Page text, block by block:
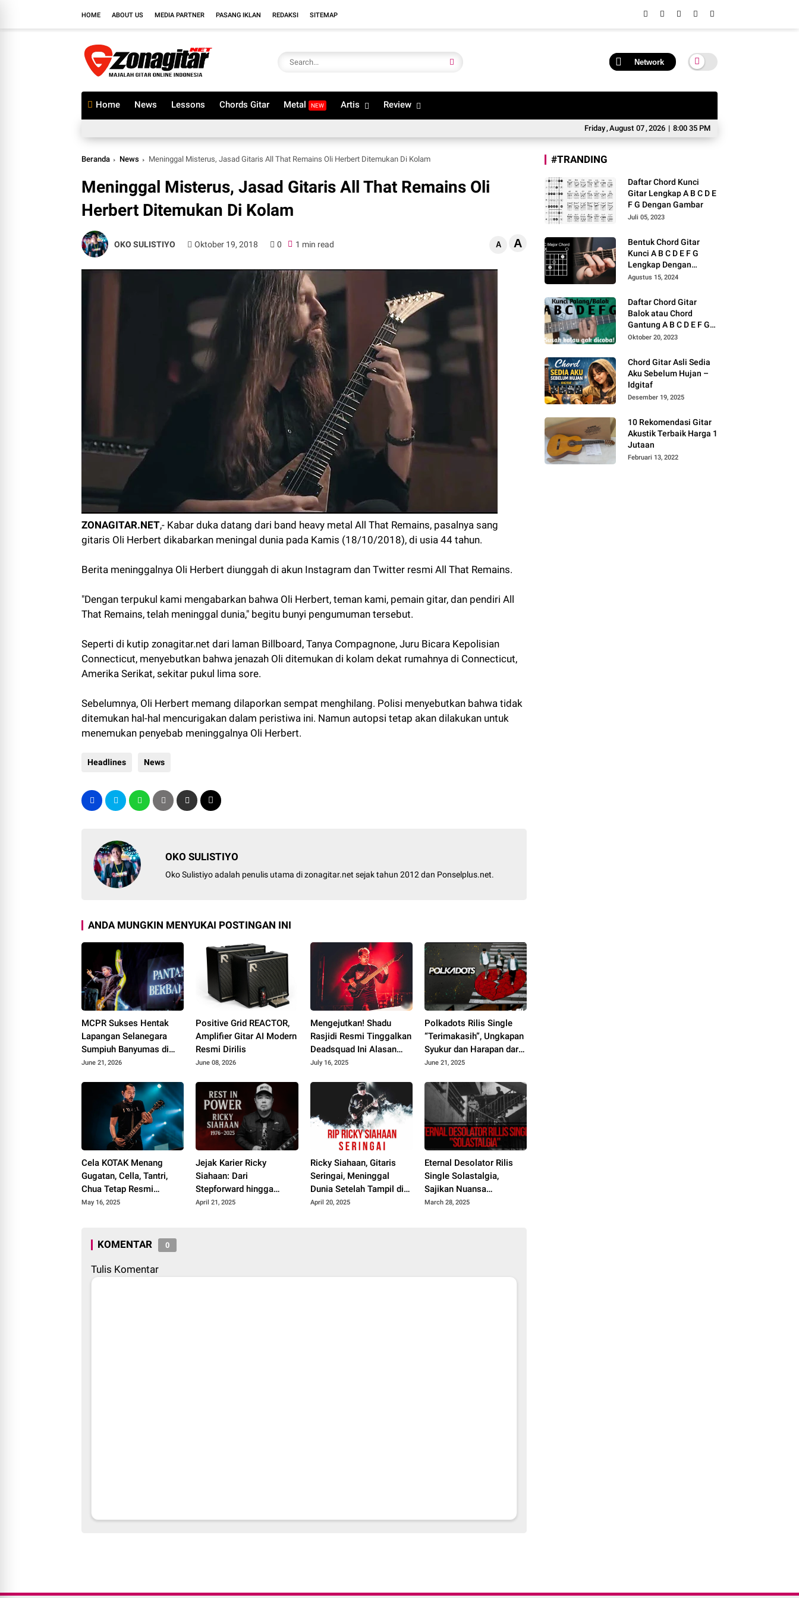
HOME ABOUT US MEDIA PARTNER PASANG IKLAN REDAKSI SITEMAP
Network
Home News Lessons Chords Gitar Metal NEW Artis Review
Friday,August 07,2026 | 8:00 36 PM
Beranda News Meninggal Misterus, Jasad Gitaris All That Remains Oli Herbert Ditemukan Di Kolam
Meninggal Misterus, Jasad Gitaris All That Remains Oli
Herbert Ditemukan Di Kolam
OKO SULISTIYO Oktober 19, 2018 0 1 min read A A
ZONAGITAR.NET,- Kabar duka datang dari band heavy metal All That Remains, pasalnya sang
gitaris Oli Herbert dikabarkan meningal dunia pada Kamis (18/10/2018), di usia 44 tahun.
Berita meninggalnya Oli Herbert diunggah di akun Instagram dan Twitter resmi All That Remains.
"Dengan terpukul kami mengabarkan bahwa Oli Herbert, teman kami, pemain gitar, dan pendiri All
That Remains, telah meninggal dunia," begitu bunyi pengumuman tersebut.
Seperti di kutip zonagitar.net dari laman Billboard, Tanya Compagnone, Juru Bicara Kepolisian
Connecticut, menyebutkan bahwa jenazah Oli ditemukan di kolam dekat rumahnya di Connecticut,
Amerika Serikat, sekitar pukul lima sore.
Sebelumnya, Oli Herbert memang dilaporkan sempat menghilang. Polisi menyebutkan bahwa tidak
ditemukan hal-hal mencurigakan dalam peristiwa ini. Namun autopsi tetap akan dilakukan untuk
menemukan penyebab meninggalnya Oli Herbert.
Headlines News
OKO SULISTIYO
Oko Sulistiyo adalah penulis utama di zonagitar.net sejak tahun 2012 dan Ponselplus.net.
ANDA MUNGKIN MENYUKAI POSTINGAN INI
MCPR Sukses Hentak
Lapangan Selanegara
Sumpiuh Banyumas di
Ajang 76 Silaturahmi
June 21, 2026
Positive Grid REACTOR,
Amplifier Gitar AI Modern
Resmi Dirilis
June 08, 2026
Mengejutkan! Shadu
Rasjidi Resmi Tinggalkan
Deadsquad Ini Alasan
Sebenarnya
July 16, 2025
Polkadots Rilis Single
“Terimakasih”, Ungkapan
Syukur dan Harapan dari
Album Heartbreak
June 21, 2025
Cela KOTAK Menang
Gugatan, Cella, Tantri,
Chua Tetap Resmi
Sebagai KOTAK
May 16, 2025
Jejak Karier Ricky
Siahaan: Dari
Stepforward hingga
Menjadi Ikon Metal di
April 21, 2025
Ricky Siahaan, Gitaris
Seringai, Meninggal
Dunia Setelah Tampil di
Jepang
April 20, 2025
Eternal Desolator Rilis
Single Solastalgia,
Sajikan Nuansa
Emosional yang
March 28, 2025
KOMENTAR 0
Tulis Komentar
#TRANDING
Daftar Chord Kunci
Gitar Lengkap A B C D E
F G Dengan Gambar
Juli 05, 2023
Bentuk Chord Gitar
Kunci A B C D E F G
Lengkap Dengan
Gambar
Agustus 15, 2024
Daftar Chord Gitar
Balok atau Chord
Gantung A B C D E F G
Gambar
Oktober 20, 2023
Chord Gitar Asli Sedia
Aku Sebelum Hujan –
Idgitaf
Desember 19, 2025
10 Rekomendasi Gitar
Akustik Terbaik Harga 1
Jutaan
Februari 13, 2022